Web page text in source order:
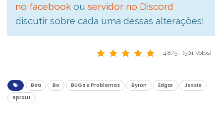
no facebook ou servidor no Discord
discutir sobre cada uma dessas alterações!
4.8/5 - (501 Votos)
Bea Bo BUGs e Problemas Byron Edgar
Jessie
Sprout